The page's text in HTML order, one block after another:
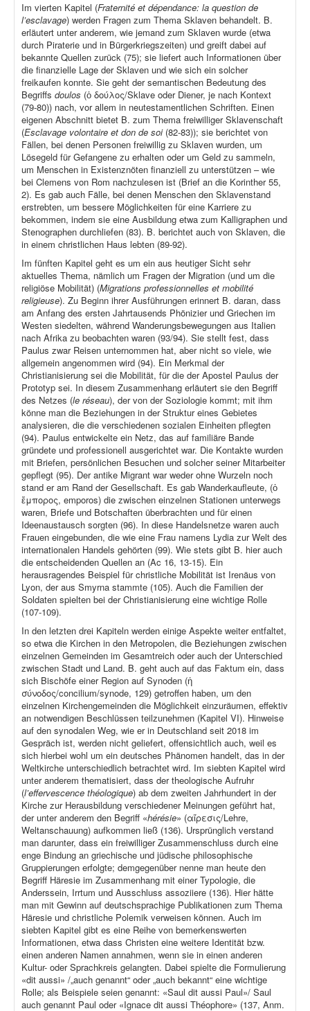
Im vierten Kapitel (Fraternité et dépendance: la question de
l’esclavage) werden Fragen zum Thema Sklaven behandelt. B.
erläutert unter anderem, wie jemand zum Sklaven wurde (etwa
durch Piraterie und in Bürgerkriegszeiten) und greift dabei auf
bekannte Quellen zurück (75); sie liefert auch Informationen über
die finanzielle Lage der Sklaven und wie sich ein solcher
freikaufen konnte. Sie geht der semantischen Bedeutung des
Begriffs doulos (ὁ δούλος/Sklave oder Diener, je nach Kontext
(79-80)) nach, vor allem in neutestamentlichen Schriften. Einen
eigenen Abschnitt bietet B. zum Thema freiwilliger Sklavenschaft
(Esclavage volontaire et don de soi(82-83)); sie berichtet von
Fällen, bei denen Personen freiwillig zu Sklaven wurden, um
Lösegeld für Gefangene zu erhalten oder um Geld zu sammeln,
um Menschen in Existenznöten finanziell zu unterstützen – wie
bei Clemens von Rom nachzulesen ist (Brief an die Korinther 55,
2). Es gab auch Fälle, bei denen Menschen den Sklavenstand
erstrebten, um bessere Möglichkeiten für eine Karriere zu
bekommen, indem sie eine Ausbildung etwa zum Kalligraphen und
Stenographen durchliefen (83). B. berichtet auch von Sklaven, die
in einem christlichen Haus lebten (89-92).
Im fünften Kapitel geht es um ein aus heutiger Sicht sehr
aktuelles Thema, nämlich um Fragen der Migration (und um die
religiöse Mobilität) (Migrations professionnelles et mobilité
religieuse). Zu Beginn ihrer Ausführungen erinnert B. daran, dass
am Anfang des ersten Jahrtausends Phönizier und Griechen im
Westen siedelten, während Wanderungsbewegungen aus Italien
nach Afrika zu beobachten waren (93/94). Sie stellt fest, dass
Paulus zwar Reisen unternommen hat, aber nicht so viele, wie
allgemein angenommen wird (94). Ein Merkmal der
Christianisierung sei die Mobilität, für die der Apostel Paulus der
Prototyp sei. In diesem Zusammenhang erläutert sie den Begriff
des Netzes (le réseau), der von der Soziologie kommt; mit ihm
könne man die Beziehungen in der Struktur eines Gebietes
analysieren, die die verschiedenen sozialen Einheiten pflegten
(94). Paulus entwickelte ein Netz, das auf familiäre Bande
gründete und professionell ausgerichtet war. Die Kontakte wurden
mit Briefen, persönlichen Besuchen und solcher seiner Mitarbeiter
gepflegt (95). Der antike Migrant war weder ohne Wurzeln noch
stand er am Rand der Gesellschaft. Es gab Wanderkaufleute, (ὁ
ἔμπορος, emporos) die zwischen einzelnen Stationen unterwegs
waren, Briefe und Botschaften überbrachten und für einen
Ideenaustausch sorgten (96). In diese Handelsnetze waren auch
Frauen eingebunden, die wie eine Frau namens Lydia zur Welt des
internationalen Handels gehörten (99). Wie stets gibt B. hier auch
die entscheidenden Quellen an (Ac 16, 13-15). Ein
herausragendes Beispiel für christliche Mobilität ist Irenäus von
Lyon, der aus Smyrna stammte (105). Auch die Familien der
Soldaten spielten bei der Christianisierung eine wichtige Rolle
(107-109).
In den letzten drei Kapiteln werden einige Aspekte weiter entfaltet,
so etwa die Kirchen in den Metropolen, die Beziehungen zwischen
einzelnen Gemeinden im Gesamtreich oder auch der Unterschied
zwischen Stadt und Land. B. geht auch auf das Faktum ein, dass
sich Bischöfe einer Region auf Synoden (ἡ
σύνοδος/concilium/synode, 129) getroffen haben, um den
einzelnen Kirchengemeinden die Möglichkeit einzuräumen, effektiv
an notwendigen Beschlüssen teilzunehmen (Kapitel VI). Hinweise
auf den synodalen Weg, wie er in Deutschland seit 2018 im
Gespräch ist, werden nicht geliefert, offensichtlich auch, weil es
sich hierbei wohl um ein deutsches Phänomen handelt, das in der
Weltkirche unterschiedlich betrachtet wird. Im siebten Kapitel wird
unter anderem thematisiert, dass der theologische Aufruhr
(l’effervescence théologique) ab dem zweiten Jahrhundert in der
Kirche zur Herausbildung verschiedener Meinungen geführt hat,
der unter anderem den Begriff «hérésie» (αἵρεσις/Lehre,
Weltanschauung) aufkommen ließ (136). Ursprünglich verstand
man darunter, dass ein freiwilliger Zusammenschluss durch eine
enge Bindung an griechische und jüdische philosophische
Gruppierungen erfolgte; demgegenüber nenne man heute den
Begriff Häresie im Zusammenhang mit einer Typologie, die
Anderssein, Irrtum und Ausschluss assoziiere (136). Hier hätte
man mit Gewinn auf deutschsprachige Publikationen zum Thema
Häresie und christliche Polemik verweisen können. Auch im
siebten Kapitel gibt es eine Reihe von bemerkenswerten
Informationen, etwa dass Christen eine weitere Identität bzw.
einen anderen Namen annahmen, wenn sie in einen anderen
Kultur- oder Sprachkreis gelangten. Dabei spielte die Formulierung
«dit aussi» /„auch genannt“ oder „auch bekannt“ eine wichtige
Rolle; als Beispiele seien genannt: «Saul dit aussi Paul»/ Saul
auch genannt Paul oder «Ignace dit aussi Théophore» (137, Anm.